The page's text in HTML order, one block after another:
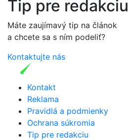
Tip pre redakciu
Máte zaujímavý tip na článok
a chcete sa s ním podeliť?
Kontaktujte nás
Kontakt
Reklama
Pravidlá a podmienky
Ochrana súkromia
Tip pre redakciu